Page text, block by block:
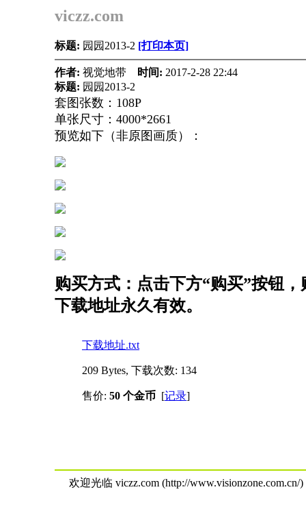
viczz.com
标题: 园园2013-2 [打印本页]
作者: 视觉地带 时间: 2017-2-28 22:44
标题: 园园2013-2
套图张数：108P
单张尺寸：4000*2661
预览如下（非原图画质）：
购买方式：点击下方“购买”按钮
下载地址永久有效。
下载地址.txt
209 Bytes, 下载次数: 134
售价: 50 个金币 [记录]
欢迎光临 viczz.com (http://www.visionzone.com.cn/)